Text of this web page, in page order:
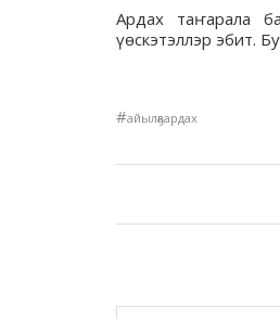
Ардах таҥарала
үөскэтэллэр эбит.
#айылҕаардах